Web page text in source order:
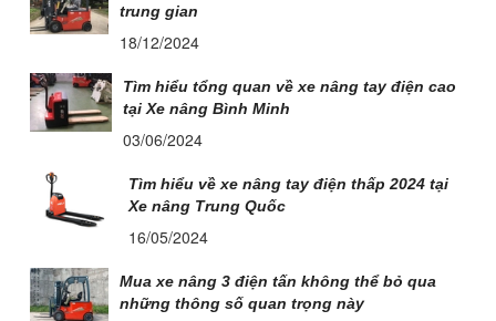
trung gian
18/12/2024
Tìm hiểu tổng quan về xe nâng tay điện cao
tại Xe nâng Bình Minh
03/06/2024
Tìm hiểu về xe nâng tay điện thấp 2024 tại
Xe nâng Trung Quốc
16/05/2024
Mua xe nâng 3 điện tấn không thể bỏ qua
những thông số quan trọng này